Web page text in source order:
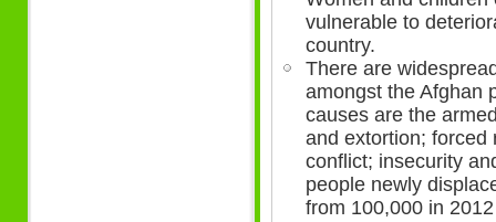
vulnerable to
country.
There are
amongst the Afghan
causes are the
and extortion; forced
conflict; insecurity
people newly
from 100,000 in